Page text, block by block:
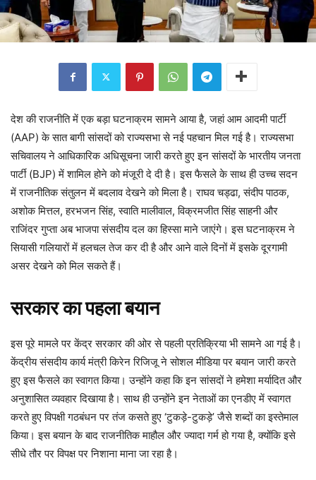
देश की राजनीति में एक बड़ा घटनाक्रम सामने आया है, जहां आम आदमी पार्टी
(AAP) के सात बागी सांसदों को राज्यसभा से नई पहचान मिल गई है। राज्यसभा
सचिवालय ने आधिकारिक अधिसूचना जारी करते हुए इन सांसदों के भारतीय जनता
पार्टी (BJP) में शामिल होने को मंजूरी दे दी है। इस फैसले के साथ ही उच्च सदन
में राजनीतिक संतुलन में बदलाव देखने को मिला है। राघव चड्ढा, संदीप पाठक,
अशोक मित्तल, हरभजन सिंह, स्वाति मालीवाल, विक्रमजीत सिंह साहनी और
राजिंदर गुप्ता अब भाजपा संसदीय दल का हिस्सा माने जाएंगे। इस घटनाक्रम ने
सियासी गलियारों में हलचल तेज कर दी है और आने वाले दिनों में इसके दूरगामी
असर देखने को मिल सकते हैं।
सरकार का पहला बयान
इस पूरे मामले पर केंद्र सरकार की ओर से पहली प्रतिक्रिया भी सामने आ गई है।
केंद्रीय संसदीय कार्य मंत्री किरेन रिजिजू ने सोशल मीडिया पर बयान जारी करते
हुए इस फैसले का स्वागत किया। उन्होंने कहा कि इन सांसदों ने हमेशा मर्यादित और
अनुशासित व्यवहार दिखाया है। साथ ही उन्होंने इन नेताओं का एनडीए में स्वागत
करते हुए विपक्षी गठबंधन पर तंज कसते हुए ‘टुकड़े-टुकड़े’ जैसे शब्दों का इस्तेमाल
किया। इस बयान के बाद राजनीतिक माहौल और ज्यादा गर्म हो गया है, क्योंकि इसे
सीधे तौर पर विपक्ष पर निशाना माना जा रहा है।